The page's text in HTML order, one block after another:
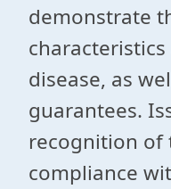
demonstrate
disease, as
guarantees.
recognition of
compliance